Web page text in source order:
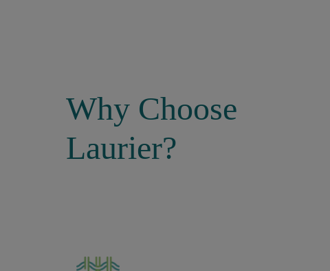
Why Choose
Laurier?